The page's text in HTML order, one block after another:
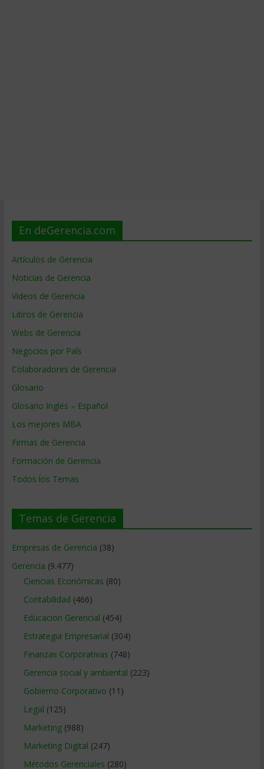
En deGerencia.com
Artículos de Gerencia
Noticias de Gerencia
Videos de Gerencia
Libros de Gerencia
Webs de Gerencia
Negocios por País
Colaboradores de Gerencia
Glosario
Glosario Inglés – Español
Los mejores MBA
Firmas de Gerencia
Formación de Gerencia
Todos los Temas
Temas de Gerencia
Empresas de Gerencia (38)
Gerencia (9.477)
Ciencias Económicas (80)
Contabilidad (466)
Educacion Gerencial (454)
Estrategia Empresarial (304)
Finanzas Corporativas (748)
Gerencia social y ambiental (223)
Gobierno Corporativo (11)
Legal (125)
Marketing(988)
Marketing Digital (247)
Métodos Gerenciales (280)